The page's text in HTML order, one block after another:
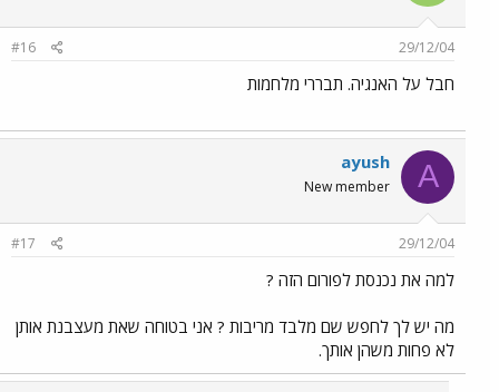
29/12/04
#16
חבל על האנגיה. תבררי מלחמות
A
ayush
New member
29/12/04
#17
למה את נכנסת לפורום הזה ?
מה יש לך לחפש שם מלבד מריבות ? אני בטוחה שאת מעצבנת אותן
לא פחות משהן אותך.